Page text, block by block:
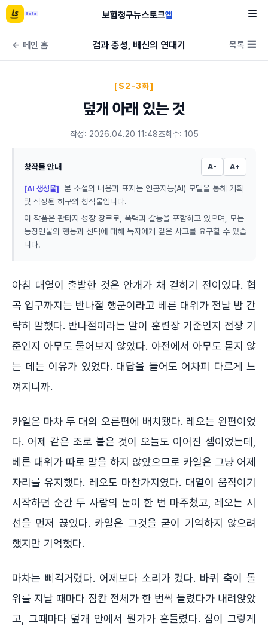
Beta 보험청구뉴스토크앱
← 메인 홈 검과 충성, 배신의 연대기 목록 ☰
[S2-3화]
덮개 아래 있는 것
작성: 2026.04.20 11:48조회수: 105
창작물 안내 A- A+
[AI 생성물]
본 소설의 내용과 표지는 인공지능(AI) 모델을 통해 기획
및 작성된 허구의 창작물입니다.
이 작품은 판타지 성장 장르로, 폭력과 갈등을 포함하고 있으며, 모든
등장인물의 행동과 선택에 대해 독자에게 깊은 사고를 요구할 수 있습
니다.
아침 대열이 출발한 것은 안개가 채 걷히기 전이었다. 협
곡 입구까지는 반나절 행군이라고 베른 대위가 전날 밤 간
략히 말했다. 반나절이라는 말이 훈련장 기준인지 전장 기
준인지 아무도 물어보지 않았다. 야전에서 아무도 묻지 않
는 데는 이유가 있었다. 대답을 들어도 어차피 다르게 느
껴지니까.
카일은 마차 두 대의 오른편에 배치됐다. 레오는 왼편이었
다. 어제 같은 조로 붙은 것이 오늘도 이어진 셈이었는데,
베른 대위가 따로 말을 하지 않았으므로 카일은 그냥 어제
자리를 유지했다. 레오도 마찬가지였다. 대열이 움직이기
시작하던 순간 두 사람의 눈이 한 번 마주쳤고, 레오는 시
선을 먼저 끊었다. 카일은 그것을 굳이 기억하지 않으려
했지만 기억했다.
마차는 삐걱거렸다. 어제보다 소리가 컸다. 바퀴 축이 돌
위를 지날 때마다 짐칸 전체가 한 번씩 들렸다가 내려앉았
고, 그때마다 덮개 안에서 뭔가가 흔들렸다. 짐이 그렇게